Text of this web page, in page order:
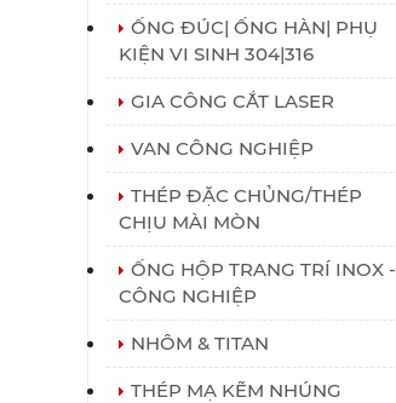
ỐNG ĐÚC| ỐNG HÀN| PHỤ
KIỆN VI SINH 304|316
GIA CÔNG CẮT LASER
VAN CÔNG NGHIỆP
THÉP ĐẶC CHỦNG/THÉP
CHỊU MÀI MÒN
ỐNG HỘP TRANG TRÍ INOX -
CÔNG NGHIỆP
NHÔM & TITAN
THÉP MẠ KẼM NHÚNG